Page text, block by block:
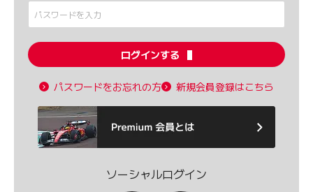
ログインする
パスワードをお忘れの方 新規会員登録はこちら
ソーシャルログイン